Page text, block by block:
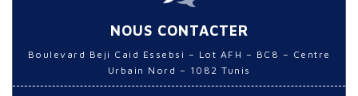
NOUS CONTACTER
Boulevard Beji Caid Essebsi – Lot AFH – BC8 – Centre
Urbain Nord – 1082 Tunis